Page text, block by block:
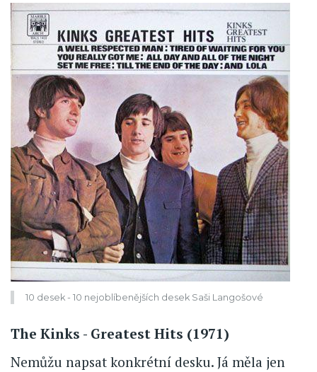
10 desek - 10 nejoblíbenějších desek Saši Langošové
The Kinks - Greatest Hits (1971)
Nemůžu napsat konkrétní desku. Já měla jen